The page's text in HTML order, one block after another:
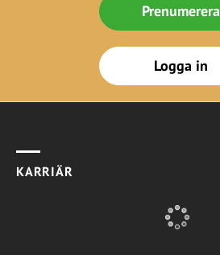
Prenumerera
Logga in
KARRIÄR